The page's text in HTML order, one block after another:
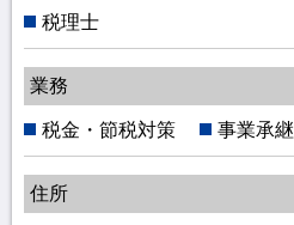
税理士
業務
税金・節税対策 事業承継
住所